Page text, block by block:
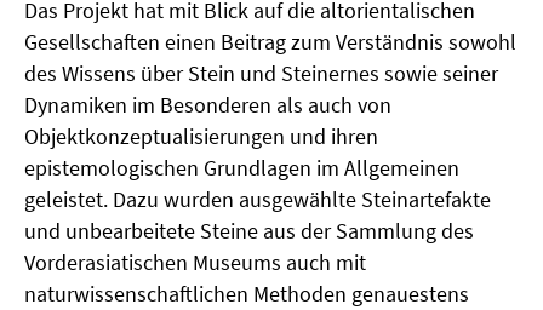
Das Projekt hat mit Blick auf die altorientalischen
Gesellschaften einen Beitrag zum Verständnis sowohl
des Wissens über Stein und Steinernes sowie seiner
Dynamiken im Besonderen als auch von
Objektkonzeptualisierungen und ihren
epistemologischen Grundlagen im Allgemeinen
geleistet. Dazu wurden ausgewählte Steinartefakte
und unbearbeitete Steine aus der Sammlung des
Vorderasiatischen Museums auch mit
naturwissenschaftlichen Methoden genauestens